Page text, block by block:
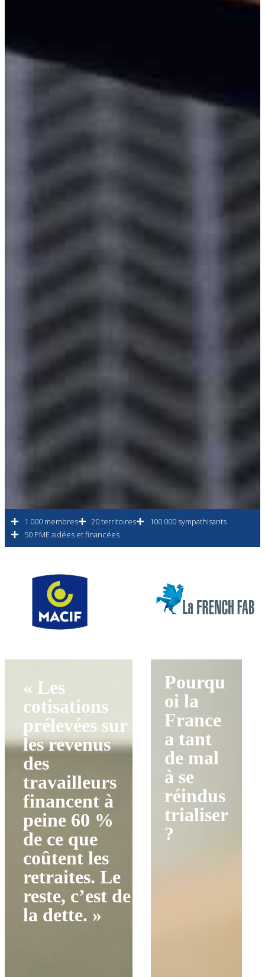
1 000 membres 20 territoires
100 000 sympathisants
50 PME aidées et financées
« Les
cotisations
prélevées sur
les revenus
des
travailleurs
financent à
peine 60 %
de ce que
coûtent les
retraites. Le
reste, c’est de
la dette. »
Pourqu
oi la
France
a tant
de mal
à se
réindus
trialiser
?